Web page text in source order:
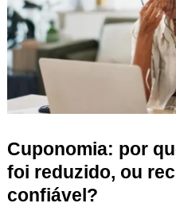
Cuponomia: por
foi reduzido, ou
confiável?